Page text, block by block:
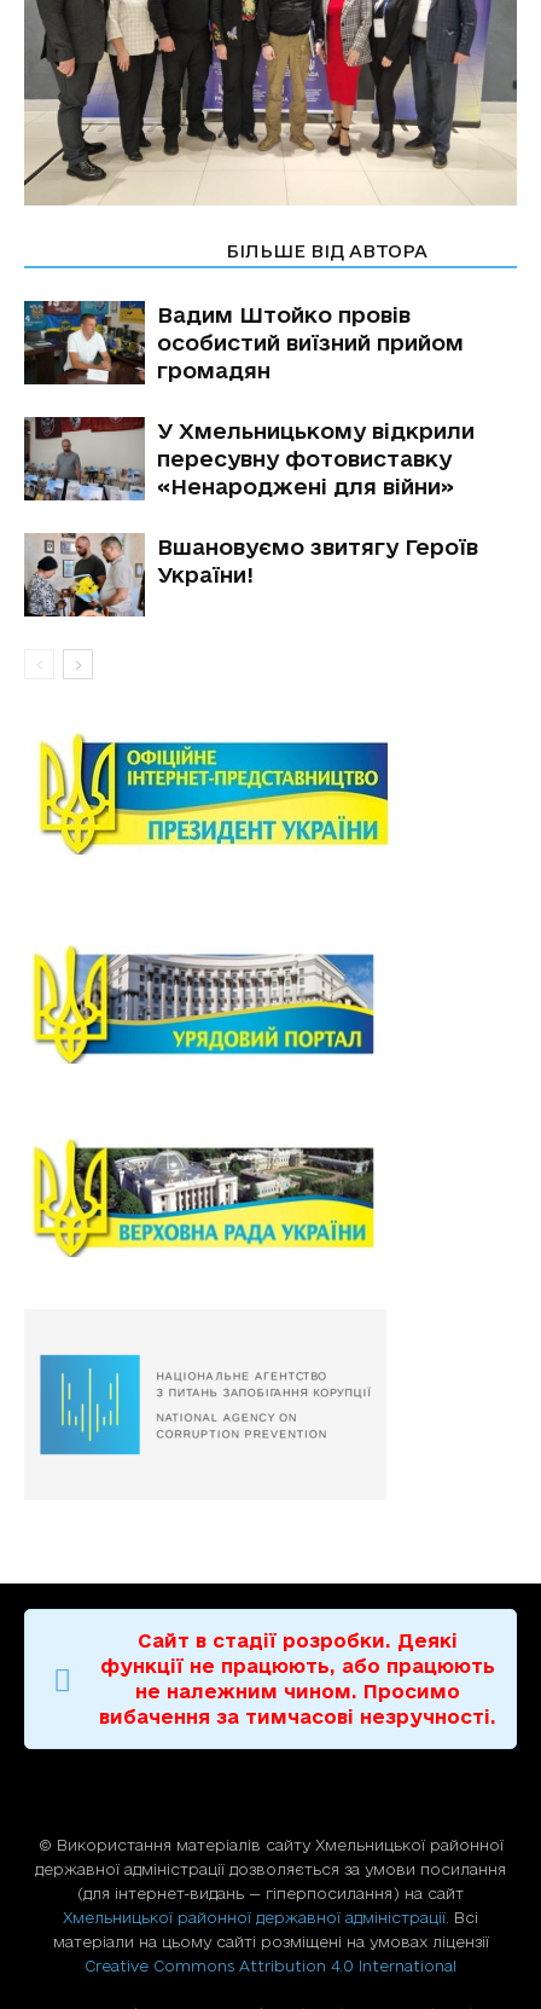
БІЛЬШЕ ВІД АВТОРА
Вадим Штойко провів
особистий виїзний прийом
громадян
У Хмельницькому відкрили
пересувну фотовиставку
«Ненароджені для війни»
Вшановуємо звитягу Героїв
України!
Сайт в стадії розробки. Деякі
функції не працюють, або працюють
не належним чином. Просимо
вибачення за тимчасові незручності.
© Використання матерiалiв сайту Хмельницької районної
державної адміністрації дозволяється за умови посилання
(для iнтернет-видань — гiперпосилання) на сайт
Хмельницької районної державної адміністрації . Всі
матеріали на цьому сайті розміщені на умовах ліцензії
Creative Commons Attribution 4.0 International